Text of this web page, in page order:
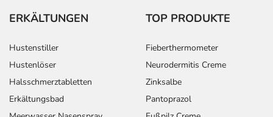
ERKÄLTUNGEN
Hustenstiller
Hustenlöser
Halsschmerztabletten
Erkältungsbad
TOP PRODUKTE
Fieberthermometer
Neurodermitis Creme
Zinksalbe
Pantoprazol